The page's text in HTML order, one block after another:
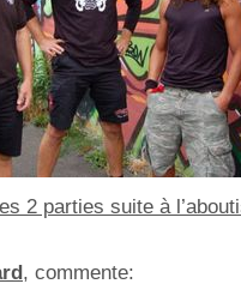
2 parties suite à
, commente: